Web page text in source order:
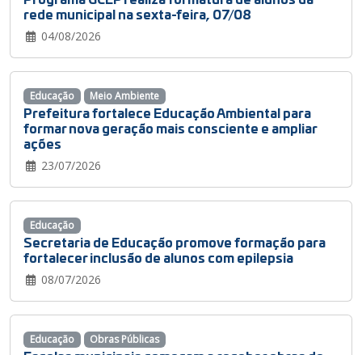
rede municipal na sexta-feira, 07/08
04/08/2026
Prefeitura fortalece Educação Ambiental para
formar nova geração mais consciente e ampliar
ações
23/07/2026
Educação Meio Ambiente
Secretaria de Educação promove formação para
fortalecer inclusão de alunos com epilepsia
08/07/2026
Educação
Educação Obras Públicas